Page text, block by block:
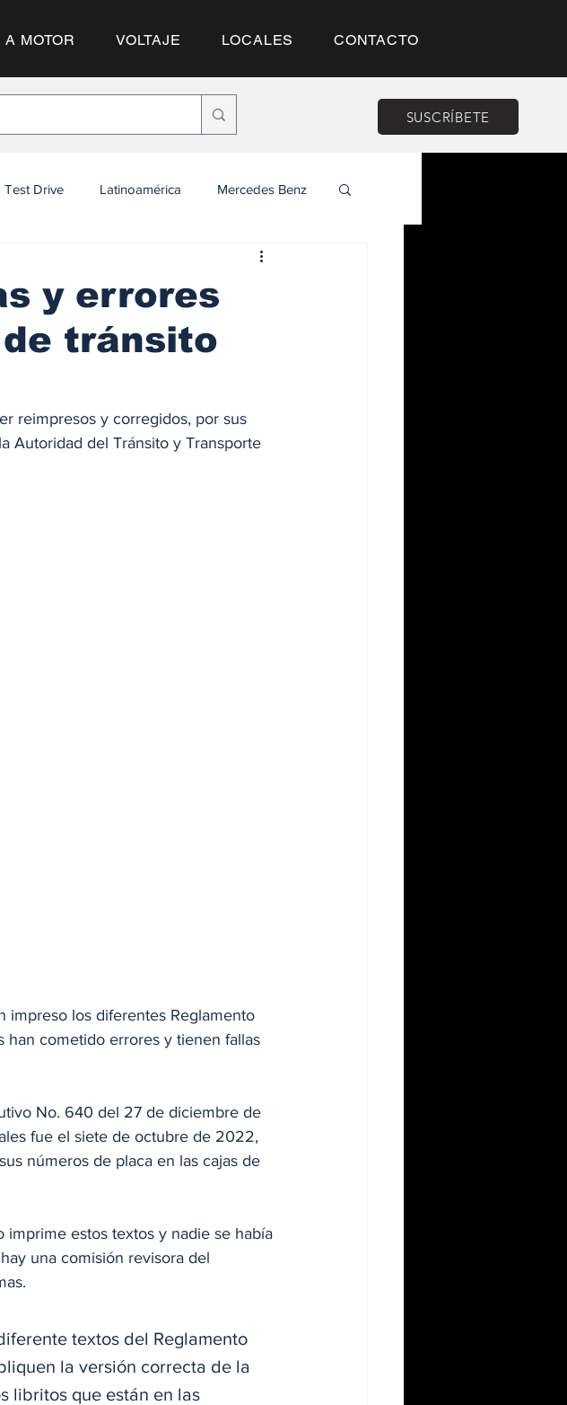
A MOTOR VOLTAJE LOCALES CONTACTO
SUSCRÍBETE
Test Drive Latinoamérica Mercedes Benz
y errores
tránsito
reimpresos y corregidos, por sus
Autoridad del Tránsito y Transporte
impreso los diferentes Reglamento
han cometido errores y tienen fallas
No. 640 del 27 de diciembre de
fue el siete de octubre de 2022,
números de placa en las cajas de
estos textos y nadie se había
una comisión revisora del
textos del Reglamento
la versión correcta de la
libritos que están en las